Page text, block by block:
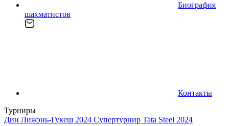
Биография
шахматистов
Контакты
Турниры
Дин Лижэнь-Гукеш 2024 Супертурнир Tata Steel 2024